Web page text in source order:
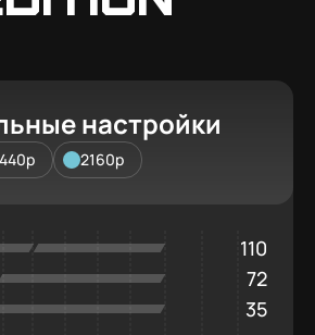
настройки
2160p
110
72
35